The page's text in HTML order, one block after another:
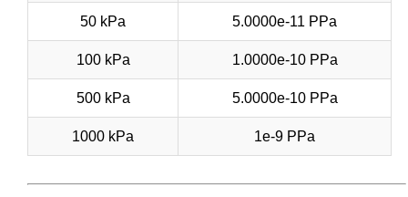
50 kPa 5.0000e-11 PPa
100 kPa 1.0000e-10 PPa
500 kPa 5.0000e-10 PPa
1000 kPa 1e-9 PPa